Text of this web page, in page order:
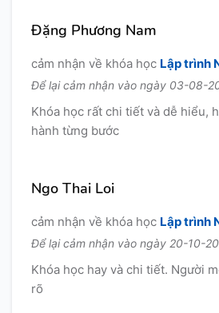
Đặng Phương Nam
cảm nhận về khóa học Lập trình
Để lại cảm nhận vào ngày 03-08-
Khóa học rất chi tiết và dễ hiểu,
hành từng bước
Ngo Thai Loi
cảm nhận về khóa học Lập trình
Để lại cảm nhận vào ngày 20-10-
Khóa học hay và chi tiết. Người
rõ